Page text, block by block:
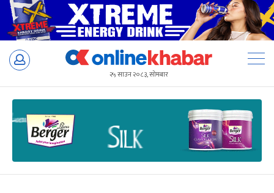
Skip
२५ साउन २०८३, सोमबार